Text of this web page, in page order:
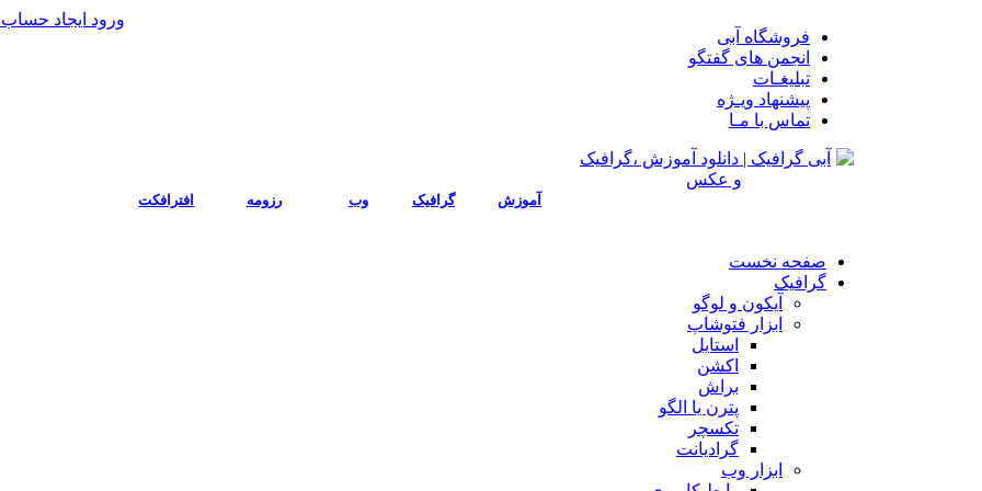
فروشگاه آبی
انجمن های گفتگو
تبلیغـات
پیشنهاد ویـژه
تماس با مـا
ورود ایجاد
آموزش گرافیک وب رزومه افترافکت
صفحه نخست
گرافیک
آیکون و لوگو
ابزار فتوشاپ
استایل
اکشن
براش
پترن یا الگو
تکسچر
گرادیانت
ابزار وب